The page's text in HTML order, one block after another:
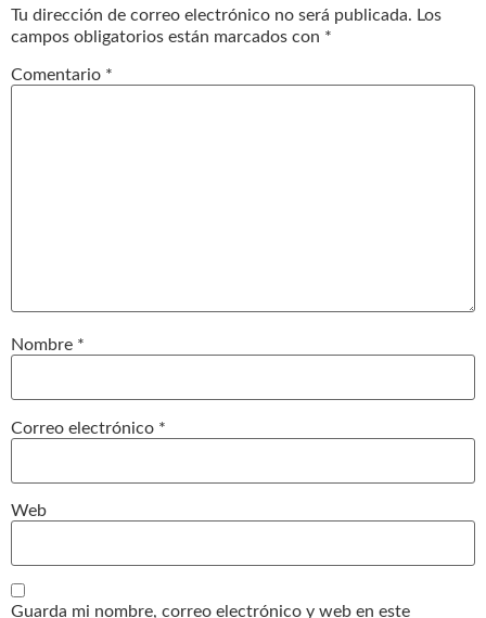
Tu dirección de correo electrónico no será publicada. Los
campos obligatorios están marcados con *
Comentario *
Nombre *
Correo electrónico *
Web
Guarda mi nombre, correo electrónico y web en este